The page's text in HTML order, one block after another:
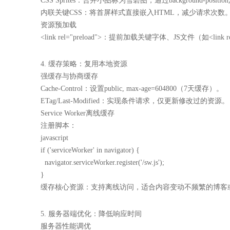
内联关键CSS：将首屏样式直接嵌入HTML，减少请求次数
资源预加载
<link rel="preload">：提前加载关键字体、JS文件（如<link
4. 缓存策略：复用本地资源
强缓存与协商缓存
Cache-Control：设置public, max-age=604800（7天缓存）。
ETag/Last-Modified：实现条件请求，仅更新修改过的资源。
Service Worker离线缓存
注册脚本：
javascript
if ('serviceWorker' in navigator) {
navigator.serviceWorker.register('/sw.js');
}
缓存核心资源：支持离线访问，适合内容变动不频繁的博客
5. 服务器端优化：降低响应时间
服务器性能调优